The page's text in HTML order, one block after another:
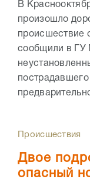
В
произошло
происшествие
сообщили в ГУ
Происшествия
Двое
опасный